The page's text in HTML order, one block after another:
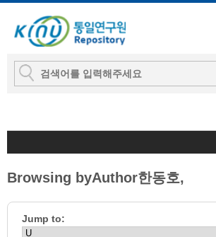
Browsing byAuthor한동호,
Jump to: